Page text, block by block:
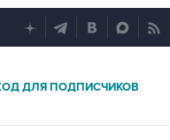
ДЛЯ ПОДПИСЧИКОВ